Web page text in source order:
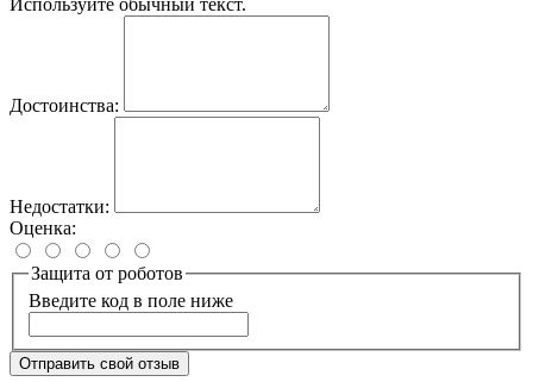
Достоинства:
Недостатки:
Оценка:
Защита от роботов
Введите код в поле ниже
Отправить свой отзыв